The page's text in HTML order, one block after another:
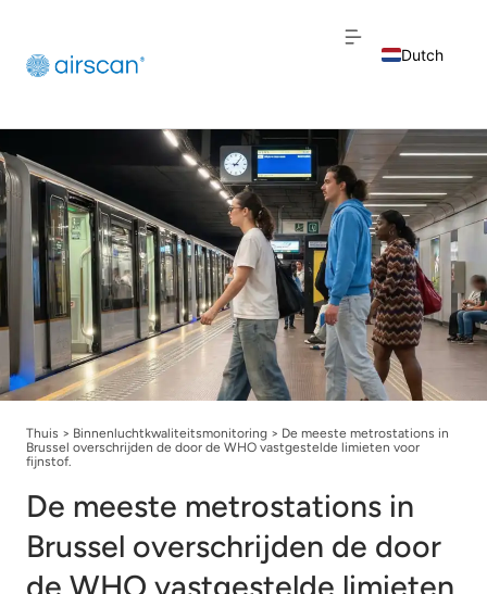
Dutch
French
Thuis > Binnenluchtkwaliteitsmonitoring > De meeste metrostations in
Brussel overschrijden de door de WHO vastgestelde limieten voor
fijnstof.
De meeste metrostations in
Brussel overschrijden de door
de WHO vastgestelde limieten